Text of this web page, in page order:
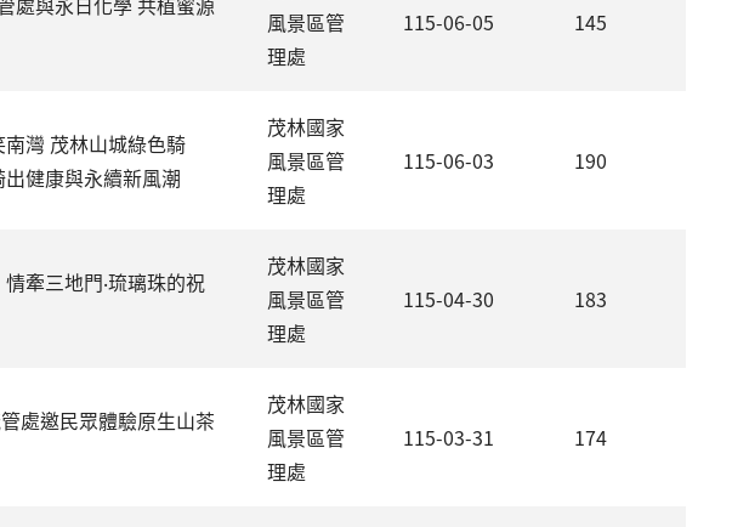
風景區管
理處
115-06-05 145
灣 茂林山城綠色騎
健康與永續新風潮
茂林國家
風景區管
理處
115-06-03 190
牽三地門‧琉璃珠的祝
茂林國家
風景區管
理處
115-04-30 183
處邀民眾體驗原生山茶
茂林國家
風景區管
理處
115-03-31 174